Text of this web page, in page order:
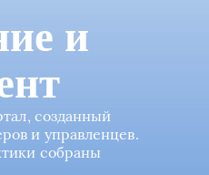
и
созданный
и управленцев.
собраны